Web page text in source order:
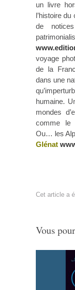
un livre
l’histoire
de
voyage
de la
dans une
humaine.
mondes
comme le
Ou… les
Glénat
Cet article a
Vous